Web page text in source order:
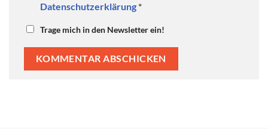
Datenschutzerklärung *
Trage mich in den Newsletter ein!